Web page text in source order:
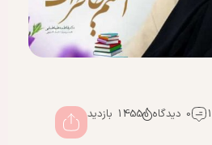
0 دیدگاه 1455 بازدید